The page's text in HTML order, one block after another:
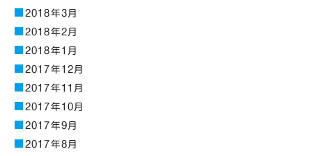
2018年3月
2018年2月
2018年1月
2017年12月
2017年11月
2017年10月
2017年9月
2017年8月